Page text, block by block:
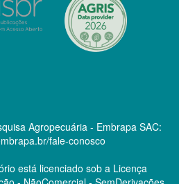
Agropecuária - Embrapa SAC:
fale-conosco
está licenciado sob a Licença